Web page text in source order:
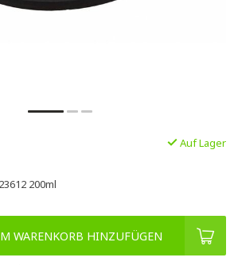
Auf Lager
200ml
WARENKORB HINZUFÜGEN